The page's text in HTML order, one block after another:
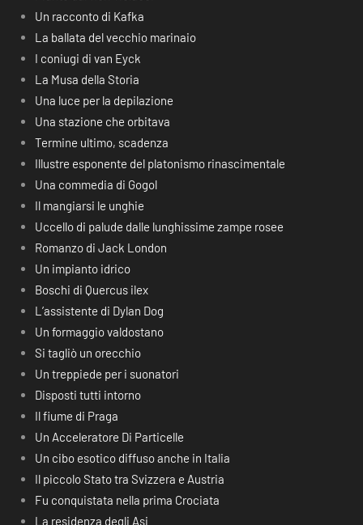
Un racconto di Kafka
La ballata del vecchio marinaio
I coniugi di van Eyck
La Musa della Storia
Una luce per la depilazione
Una stazione che orbitava
Termine ultimo, scadenza
Illustre esponente del platonismo rinascimentale
Una commedia di Gogol
Il mangiarsi le unghie
Uccello di palude dalle lunghissime zampe rosee
Romanzo di Jack London
Un impianto idrico
Boschi di Quercus ilex
L’assistente di Dylan Dog
Un formaggio valdostano
Si tagliò un orecchio
Un treppiede per i suonatori
Disposti tutti intorno
Il fiume di Praga
Un Acceleratore Di Particelle
Un cibo esotico diffuso anche in Italia
Il piccolo Stato tra Svizzera e Austria
Fu conquistata nella prima Crociata
La residenza degli Asi